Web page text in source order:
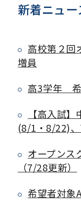
新着ニュ
高校第２回
増員
高3学年 希
【高入試
(8/1・8/22)
オープンス
（7/28更新）
希望者対象